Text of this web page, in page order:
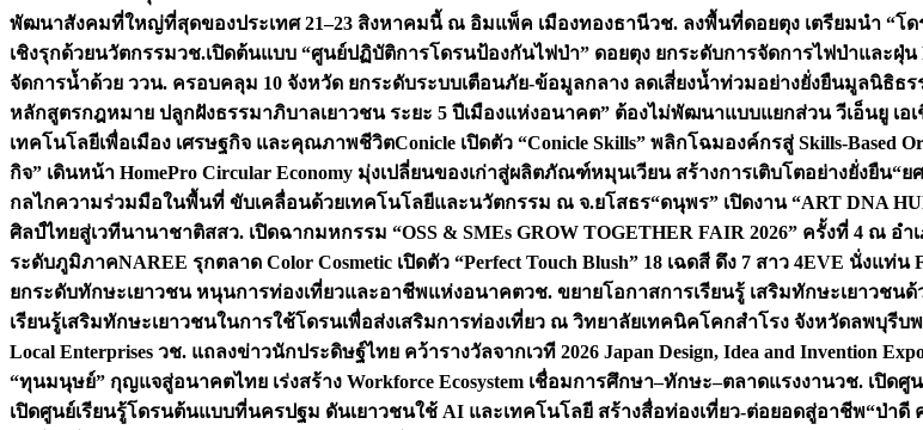
พัฒนาสังคมที่ใหญ่ที่สุดของประเทศ 21–23 สิงหาคมนี้ ณ อิมแพ็ค เมืองทองธานีวช. ลงพื้นที่ดอยตุง เตรียมนำ “โ
เชิงรุกด้วยนวัตกรรมวช.เปิดต้นแบบ “ศูนย์ปฏิบัติการโดรนป้องกันไฟป่า” ดอยตุง ยกระดับการจัดการไฟป่าและฝุ่น
จัดการน้ำด้วย ววน. ครอบคลุม 10 จังหวัด ยกระดับระบบเตือนภัย-ข้อมูลกลาง ลดเสี่ยงน้ำท่วมอย่างยั่งยืนมูลนิธิธร
หลักสูตรกฎหมาย ปลูกฝังธรรมาภิบาลเยาวชน ระยะ 5 ปีเมืองแห่งอนาคต” ต้องไม่พัฒนาแบบแยกส่วน วีเอ็นยู เ
เทคโนโลยีเพื่อเมือง เศรษฐกิจ และคุณภาพชีวิตConicle เปิดตัว “Conicle Skills” พลิกโฉมองค์กรสู่ Skills-
กิจ” เดินหน้า HomePro Circular Economy มุ่งเปลี่ยนของเก่าสู่ผลิตภัณฑ์หมุนเวียน สร้างการเติบโตอย่างยั่งยืน“ย
กลไกความร่วมมือในพื้นที่ ขับเคลื่อนด้วยเทคโนโลยีและนวัตกรรม ณ จ.ยโสธร“ดนุพร” เปิดงาน “ART DNA
ศิลป์ไทยสู่เวทีนานาชาติสสว. เปิดฉากมหกรรม “OSS & SMEs GROW TOGETHER FAIR 2026” ครั้งที่ 4 ณ
ระดับภูมิภาคNAREE รุกตลาด Color Cosmetic เปิดตัว “Perfect Touch Blush” 18 เฉดสี ดึง 7 สาว 4EVE นั่งแท่น
ยกระดับทักษะเยาวชน หนุนการท่องเที่ยวและอาชีพแห่งอนาคตวช. ขยายโอกาสการเรียนรู้ เสริมทักษะเยาวชน
เรียนรู้เสริมทักษะเยาวชนในการใช้โดรนเพื่อส่งเสริมการท่องเที่ยว ณ วิทยาลัยเทคนิคโคกสำโรง จังหวัดลพบุรีบ
Local Enterprises วช. แถลงข่าวนักประดิษฐ์ไทย คว้ารางวัลจากเวที 2026 Japan Design, Idea and Invention
“ทุนมนุษย์” กุญแจสู่อนาคตไทย เร่งสร้าง Workforce Ecosystem เชื่อมการศึกษา–ทักษะ–ตลาดแรงงานวช. เปิดศู
เปิดศูนย์เรียนรู้โดรนต้นแบบที่นครปฐม ดันเยาวชนใช้ AI และเทคโนโลยี สร้างสื่อท่องเที่ยว-ต่อยอดสู่อาชีพ“ป่าดี